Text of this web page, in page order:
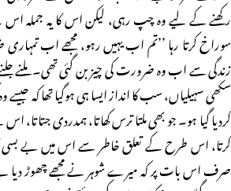
رکھنے کے لیے وہ چپ رہی، لیکن اس کا یہ جملہ
سوراخ کرتا رہا ’’تم اب یہیں رہو، مجھے اب
زندگی سے اب وہ ضرورت کی چیز بن گئی تھی۔ ملنے
سکھی سہیلیاں، سب کا انداز ایسا ہی ہوگیا تھا کہ جیسے
کردیا گیا ہو۔ جو بھی ملتا ترس کھاتا، ہمدردی جتاتا،
کرتا، اس طرح کے تعلق خاطر سے اس میں بے بسی کا
صرف اس بات پر کہ میرے شوہر نے مجھے چھوڑ دیا ہے